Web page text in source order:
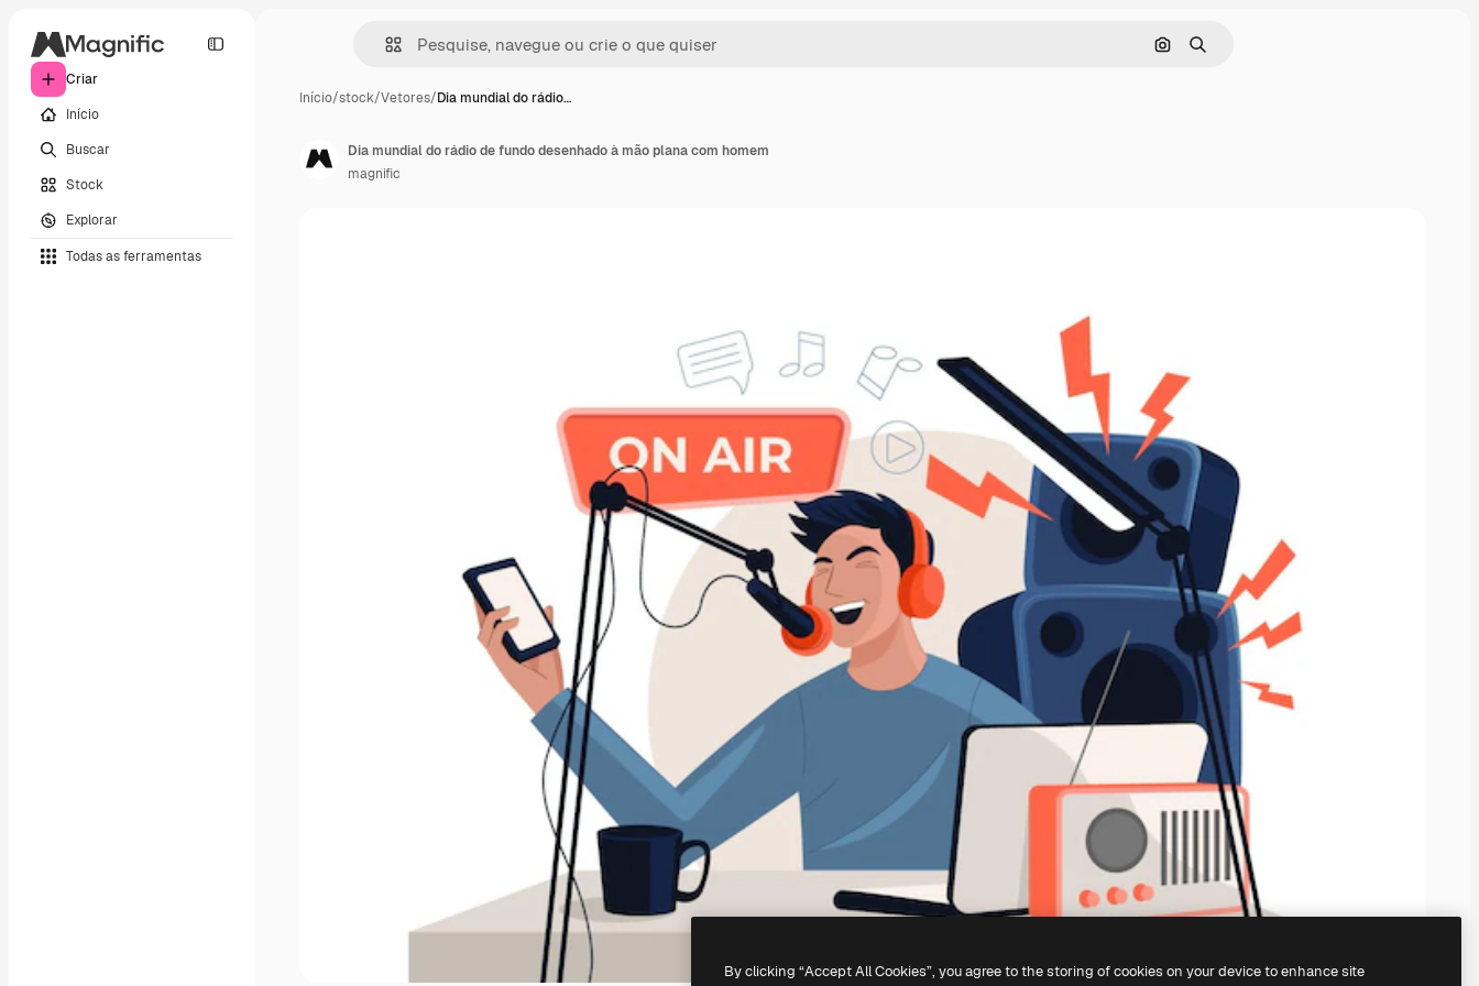
Criar
Início
Buscar
Stock
Explorar
Todas as ferramentas
Pesquisar por imagem
Buscar
Início/stock/Vetores/Dia mundial do rádio…
Dia mundial do rádio de fundo desenhado à mão plana com homem
magnific
By clicking “Accept All Cookies”, you agree to the storing of cookies on your device to enhance site